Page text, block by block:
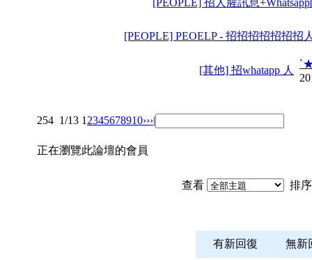
[PEOPLE] 招人腥訊息
[PEOPLE] PEOELP - 招招招招招招招
[其他] 招whatapp 人
254 1/13 1 2345678910›››|
正在瀏覽此論壇的會員
查看 排
有新回復 無